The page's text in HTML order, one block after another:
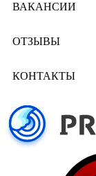
ВАКАНСИИ
ОТЗЫВЫ
КОНТАКТЫ